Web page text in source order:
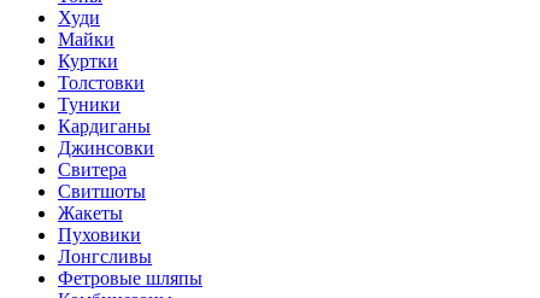
Худи
Майки
Куртки
Толстовки
Туники
Кардиганы
Джинсовки
Свитера
Свитшоты
Жакеты
Пуховики
Лонгсливы
Фетровые шляпы